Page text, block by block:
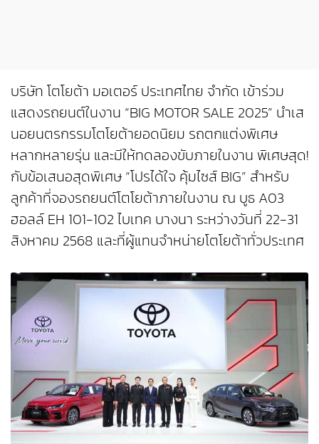
บริษัท โตโยต้า มอเตอร์ ประเทศไทย จำกัด เข้าร่วม
แสดงรถยนต์ในงาน “BIG MOTOR SALE 2025” นำเส
นอยนตรกรรมโตโยต้ายอดนิยม รถตกแต่งพิเศษ
หลากหลายรุ่น และมีให้ทดลองขับภายในงาน พิเศษสุด!
กับข้อเสนอสุดพิเศษ “โปรได้ใจ คุ้มไซส์ BIG” สำหรับ
ลูกค้าที่จองรถยนต์โตโยต้าภายในงาน ณ บูธ A03
ฮอลล์ EH 101-102 ไบเทค บางนา ระหว่างวันที่ 22-31
สิงหาคม 2568 และที่ผู้แทนจำหน่ายโตโยต้าทั่วประเทศ